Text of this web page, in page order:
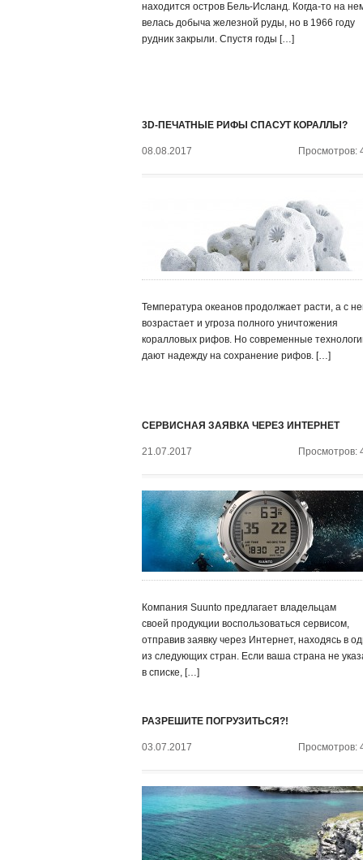
находится остров Бель-Исланд. Когда-то на
велась добыча железной руды, но в 1966 году
рудник закрыли. Спустя годы […]
3D-ПЕЧАТНЫЕ РИФЫ СПАСУТ КОРАЛЛЫ?
08.08.2017 Просмотров:
Температура океанов продолжает расти, а с
возрастает и угроза полного уничтожения
коралловых рифов. Но современные
дают надежду на сохранение рифов. […]
СЕРВИСНАЯ ЗАЯВКА ЧЕРЕЗ ИНТЕРНЕТ
21.07.2017 Просмотров:
Компания Suunto предлагает владельцам
своей продукции воспользоваться сервисом,
отправив заявку через Интернет, находясь в
из следующих стран. Если ваша страна не
в списке, […]
РАЗРЕШИТЕ ПОГРУЗИТЬСЯ?!
03.07.2017 Просмотров: